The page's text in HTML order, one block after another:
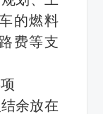
的燃料
费等支
余放在